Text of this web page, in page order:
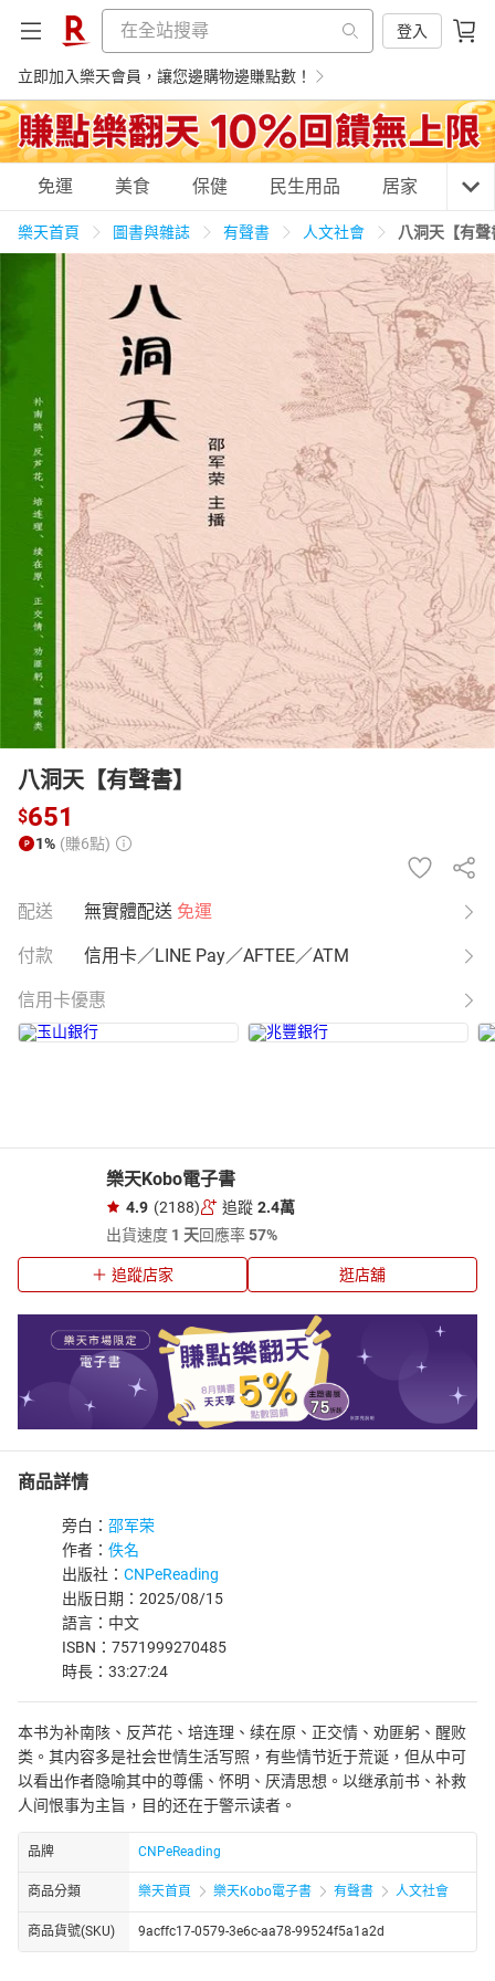
登入
立即加入樂天會員，讓您邊購物邊賺點數！
購物網分類
美食蛋糕 養生保健 民生用品
運動休閒 親子玩具
化妝保養 情趣用品
日本購物 電子/紙本書
HOT
免運 美食 保健 民生用品 居家 3C
樂天首頁 圖書與雜誌 有聲書 人文社會 八洞天【有聲
八洞天【有聲書】
$651
1% (賺6點)
配送 無實體配送 免運
付款 信用卡／LINE Pay／AFTEE／ATM
信用卡優惠
樂天Kobo電子書
4.9 (2188) 追蹤 2.4萬
出貨速度 1 天回應率57%
追蹤店家 逛店舖
商品詳情
旁白： 邵军荣
作者： 佚名
出版社： CNPeReading
出版日期：2025/08/15
語言：中文
ISBN：7571999270485
時長：33:27:24
本书为补南陔、反芦花、培连理、续在原、正交情、劝匪躬、醒败
类。其内容多是社会世情生活写照，有些情节近于荒诞，但从中可
以看出作者隐喻其中的尊儒、怀明、厌清思想。以继承前书、补救
人间恨事为主旨，目的还在于警示读者。
品牌 CNPeReading
商品分類 樂天首頁 樂天Kobo電子書 有聲書 人文社會
商品貨號(SKU) 9acffc17-0579-3e6c-aa78-99524f5a1a2d